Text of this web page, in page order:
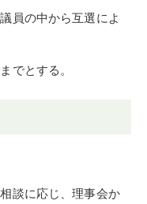
員の中から互選によ
でとする。
談に応じ、理事会か